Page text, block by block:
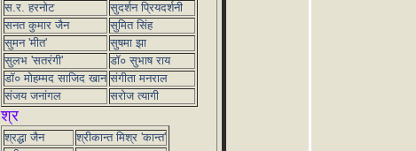
स.र. हरनोट
सुदर्शन प्रियदर्शनी
सनत कुमार जैन
सुमित सिंह
सुमन 'मीत'
सुषमा झा
सुलभ 'सतरंगी'
डॉ० सुभाष राय
डॉ० मोहम्मद साजिद खान संगीता मनराल
संजय जनांगल
सरोज त्यागी
श्र
श्रद्धा जैन
श्रीकान्त मिश्र 'कान्त'